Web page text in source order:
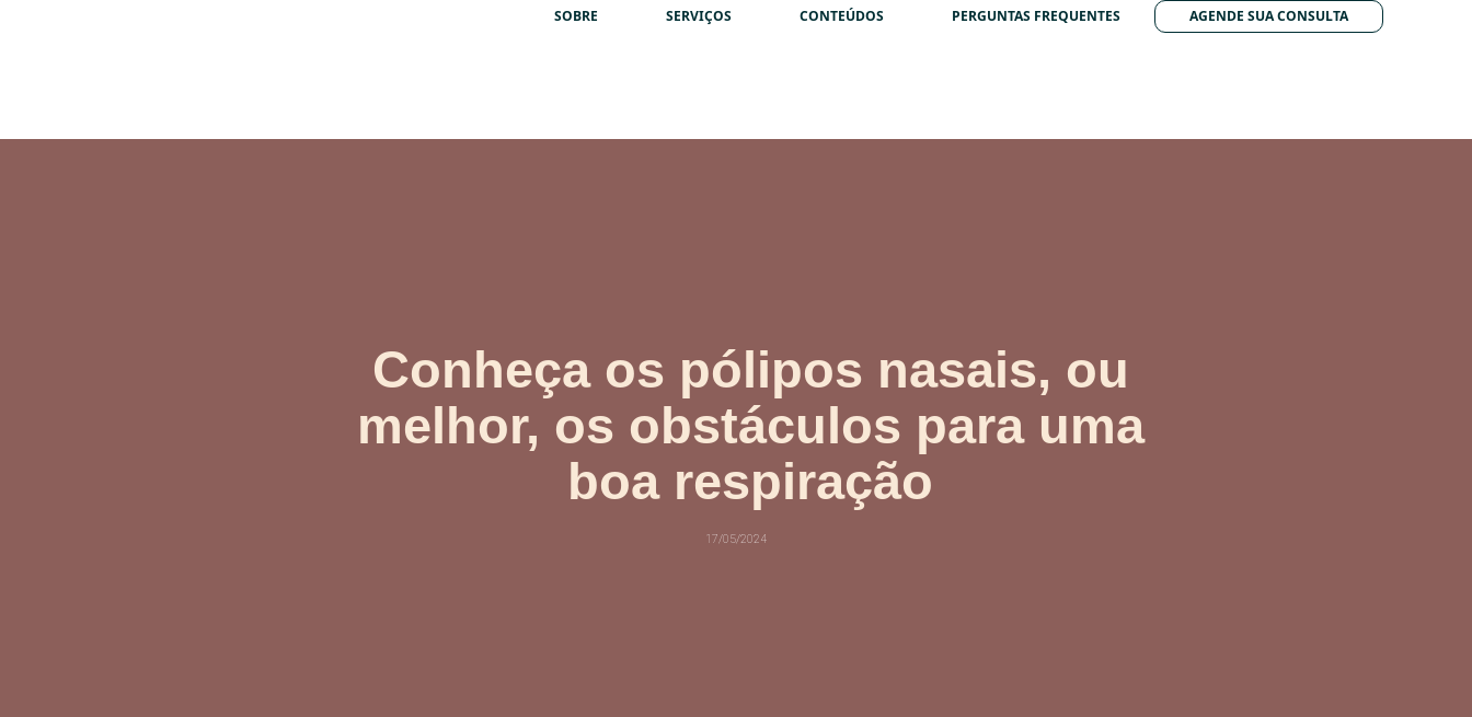
SOBRE SERVIÇOS CONTEÚDOS PERGUNTAS FREQUENTES AGENDE SUA CONSULTA
Conheça os pólipos nasais, ou
melhor, os obstáculos para uma
boa respiração
17/05/2024